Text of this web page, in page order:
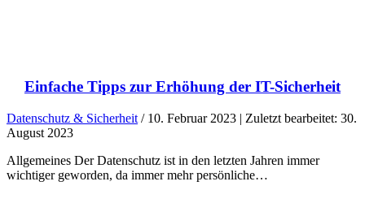
Einfache Tipps zur Erhöhung der IT-Sicherheit
Datenschutz & Sicherheit / 10. Februar 2023 | Zuletzt bearbeitet: 30.
August 2023
Allgemeines Der Datenschutz ist in den letzten Jahren immer
wichtiger geworden, da immer mehr persönliche…